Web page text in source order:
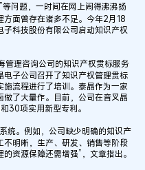
问题，一时间在网上闹得沸沸扬
面曾存在诸多不足。今年2月18
科技股份有限公司启动知识产权
理咨询公司的知识产权贯标服务
子公司召开了知识产权管理贯标
流程进行了培训。泰晶作为一家
了大量作。目前，公司在音叉晶
30项实用新型专利。
。例如，公司缺少明确的知识产
明晰，生产、研发、销售等阶段
资源保障还需增强”，文章指出。